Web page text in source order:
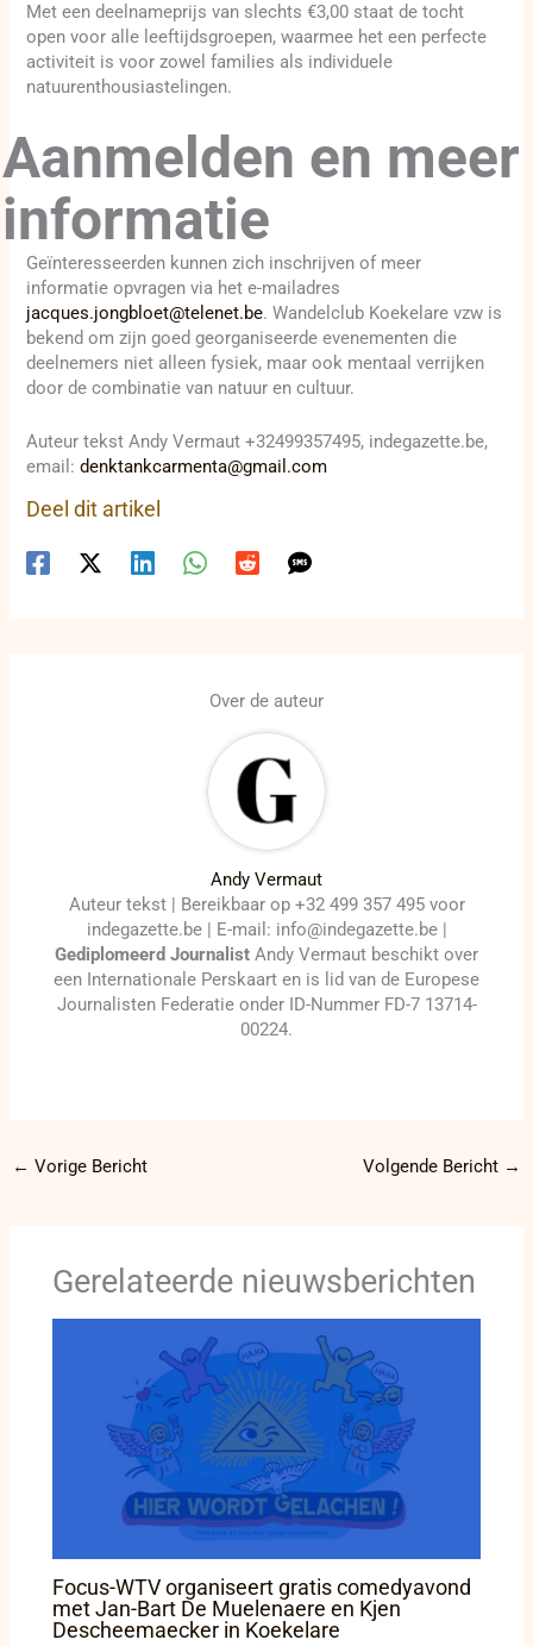
Met een deelnameprijs van slechts €3,00 staat de tocht
open voor alle leeftijdsgroepen, waarmee het een perfecte
activiteit is voor zowel families als individuele
natuurenthousiastelingen.
Aanmelden en meer
informatie
Geïnteresseerden kunnen zich inschrijven of meer
informatie opvragen via het e-mailadres
jacques.jongbloet@telenet.be. Wandelclub Koekelare vzw is
bekend om zijn goed georganiseerde evenementen die
deelnemers niet alleen fysiek, maar ook mentaal verrijken
door de combinatie van natuur en cultuur.
Auteur tekst Andy Vermaut +32499357495, indegazette.be,
email:denktankcarmenta@gmail.com
Deel dit artikel
Over de auteur
Andy Vermaut
Auteur tekst | Bereikbaar op +32 499 357 495 voor
indegazette.be | E-mail: info@indegazette.be |
Gediplomeerd Journalist Andy Vermaut beschikt over
een Internationale Perskaart en is lid van de Europese
Journalisten Federatie onder ID-Nummer FD-7 13714-
00224.
← Vorige Bericht Volgende Bericht →
Gerelateerde nieuwsberichten
Focus-WTV organiseert gratis comedyavond
met Jan-Bart De Muelenaere en Kjen
Descheemaecker in Koekelare